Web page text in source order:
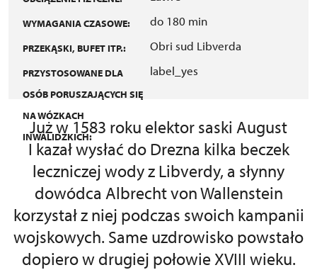
WYMAGANIA CZASOWE: do 180 min
PRZEKĄSKI, BUFET ITP.: Obri sud Libverda
PRZYSTOSOWANE DLA
OSÓB PORUSZAJĄCYCH SIĘ
NA WÓZKACH
INWALIDZKICH:
label_yes
Już w 1583 roku elektor saski August
I kazał wysłać do Drezna kilka beczek
leczniczej wody z Libverdy, a słynny
dowódca Albrecht von Wallenstein
korzystał z niej podczas swoich kampanii
wojskowych. Same uzdrowisko powstało
dopiero w drugiej połowie XVIII wieku.